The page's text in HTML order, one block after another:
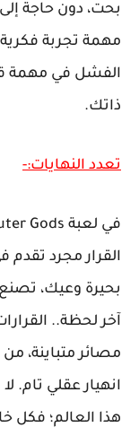
بحت، دون حاجة
مهمة تجربة فكرية
الفشل في مهمة
ذاتك.
تعدد النهايات:-
القرار مجرد
بحيرة وعيك،
آخر لحظة..
مصائر متباينة،
انهيار عقلي تام.
هذا العالم؛